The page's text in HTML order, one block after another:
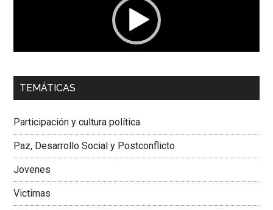
00:00 01:04
Dra. Carolina Corcho Mejía,Presidenta Corporación
Colombiana
TEMÁTICAS
Participación y cultura política
Paz, Desarrollo Social y Postconflicto
Jovenes
Victimas